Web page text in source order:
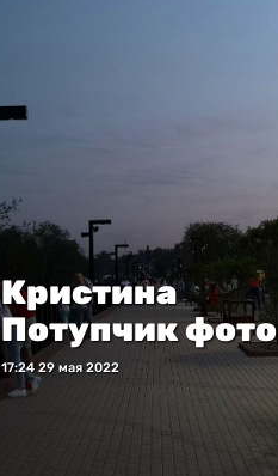
Кристина
Потупчик фото
17:24 29 мая 2022